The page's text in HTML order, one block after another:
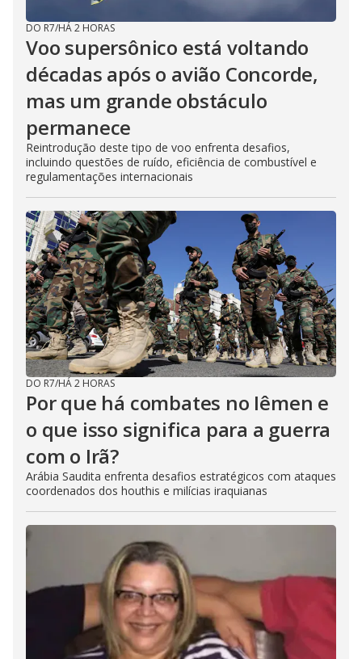
DO R7/HÁ 2 HORAS
Voo supersônico está voltando
décadas após o avião Concorde,
mas um grande obstáculo
permanece
Reintrodução deste tipo de voo enfrenta desafios,
incluindo questões de ruído, eficiência de combustível e
regulamentações internacionais
DO R7/HÁ 2 HORAS
Por que há combates no Iêmen e
o que isso significa para a guerra
com o Irã?
Arábia Saudita enfrenta desafios estratégicos com ataques
coordenados dos houthis e milícias iraquianas